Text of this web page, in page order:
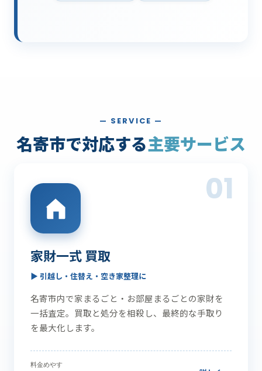
— SERVICE —
名寄市で対応する主要サービス
01
家財一式 買取
▶ 引越し・住替え・空き家整理に
名寄市内で家まるごと・お部屋まるごとの家財を
一括査定。買取と処分を相殺し、最終的な手取り
を最大化します。
料金めやす